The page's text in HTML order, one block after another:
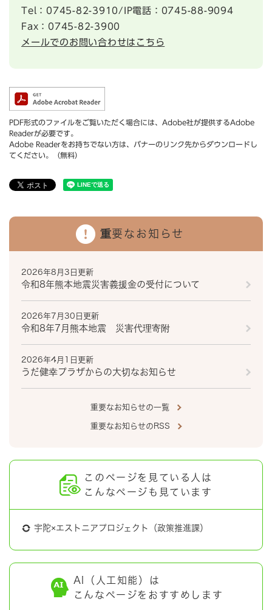
Tel：0745-82-3910/IP電話：0745-88-9094
Fax：0745-82-3900
メールでのお問い合わせはこちら
PDF形式のファイルをご覧いただく場合には、Adobe社が提供するAdobe
Readerが必要です。
Adobe Readerをお持ちでない方は、バナーのリンク先からダウンロードし
てください。（無料）
重要なお知らせ
2026年8月3日更新
令和8年熊本地震災害義援金の受付について
2026年7月30日更新
令和8年7月熊本地震 災害代理寄附
2026年4月1日更新
うだ健幸プラザからの大切なお知らせ
重要なお知らせの一覧
重要なお知らせのRSS
このページを見ている人は
こんなページも見ています
宇陀×エストニアプロジェクト（政策推進課）
AI（人工知能）は
こんなページをおすすめします